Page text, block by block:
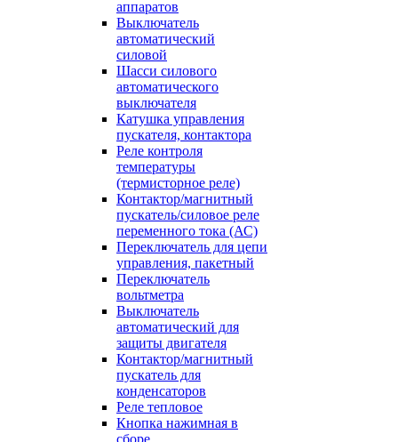
аппаратов
Выключатель
автоматический
силовой
Шасси силового
автоматического
выключателя
Катушка управления
пускателя, контактора
Реле контроля
температуры
(термисторное реле)
Контактор/магнитный
пускатель/силовое реле
переменного тока (АС)
Переключатель для цепи
управления, пакетный
Переключатель
вольтметра
Выключатель
автоматический для
защиты двигателя
Контактор/магнитный
пускатель для
конденсаторов
Реле тепловое
Кнопка нажимная в
сборе